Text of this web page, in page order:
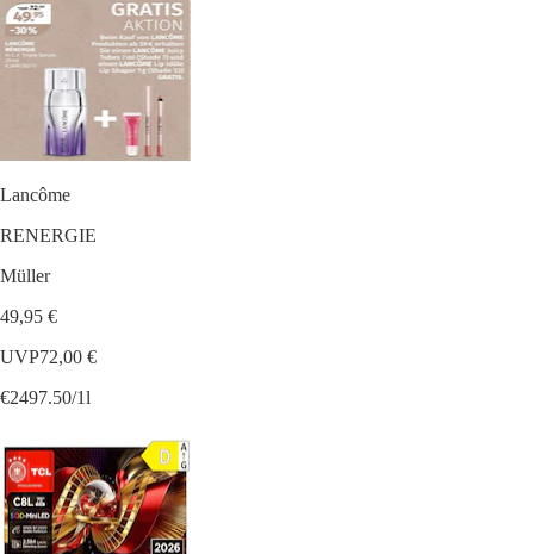
Lancôme
RENERGIE
Müller
49,95 €
UVP72,00 €
€2497.50/1l